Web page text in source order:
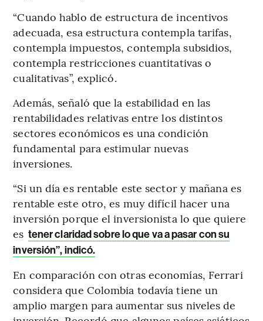
“Cuando hablo de estructura de incentivos
adecuada, esa estructura contempla tarifas,
contempla impuestos, contempla subsidios,
contempla restricciones cuantitativas o
cualitativas”, explicó.
Además, señaló que la estabilidad en las
rentabilidades relativas entre los distintos
sectores económicos es una condición
fundamental para estimular nuevas
inversiones.
“Si un día es rentable este sector y mañana es
rentable este otro, es muy difícil hacer una
inversión porque el inversionista lo que quiere
es tener claridad sobre lo que va a pasar con su
inversión”, indicó.
En comparación con otras economías, Ferrari
considera que Colombia todavía tiene un
amplio margen para aumentar sus niveles de